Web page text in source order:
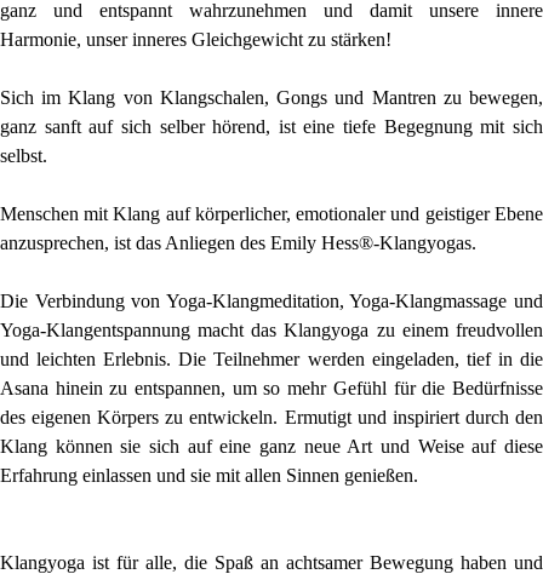
ganz und entspannt wahrzunehmen und damit unsere innere
Harmonie, unser inneres Gleichgewicht zu stärken!
Sich im Klang von Klangschalen, Gongs und Mantren zu bewegen,
ganz sanft auf sich selber hörend, ist eine tiefe Begegnung mit sich
selbst.
Menschen mit Klang auf körperlicher, emotionaler und geistiger Ebene
anzusprechen, ist das Anliegen des Emily Hess®-Klangyogas.
Die Verbindung von Yoga-Klangmeditation, Yoga-Klangmassage und
Yoga-Klangentspannung macht das Klangyoga zu einem freudvollen
und leichten Erlebnis. Die Teilnehmer werden eingeladen, tief in die
Asana hinein zu entspannen, um so mehr Gefühl für die Bedürfnisse
des eigenen Körpers zu entwickeln. Ermutigt und inspiriert durch den
Klang können sie sich auf eine ganz neue Art und Weise auf diese
Erfahrung einlassen und sie mit allen Sinnen genießen.
Klangyoga ist für alle, die Spaß an achtsamer Bewegung haben und